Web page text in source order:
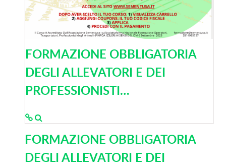
FORMAZIONE OBBLIGATORIA
DEGLI ALLEVATORI E DEI
PROFESSIONISTI…
FORMAZIONE OBBLIGATORIA
DEGLI ALLEVATORI E DEI